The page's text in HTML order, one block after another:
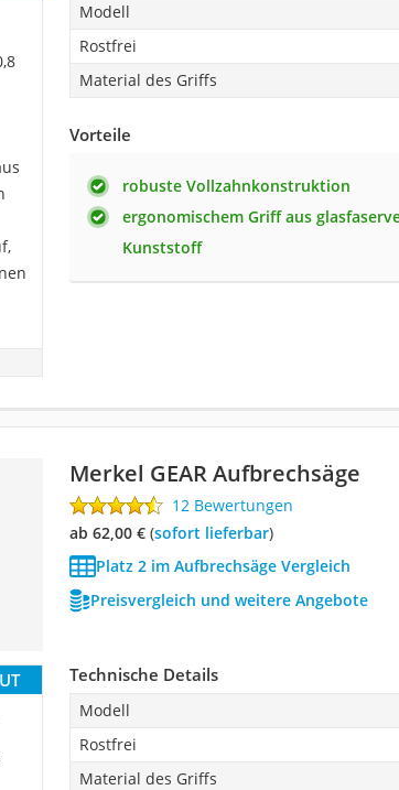
Modell
Rostfrei
Material des Griffs
Vorteile
robuste Vollzahnkonstruktion
ergonomischem Griff aus
Kunststoff
Merkel GEAR Aufbrechsäge
12 Bewertungen
ab 62,00 €( Sofort lieferbar)
Platz 2 im Aufbrechsäge Vergleich
Preisvergleich und weitere Angebote
Technische Details
Modell
Rostfrei
Material des Griffs